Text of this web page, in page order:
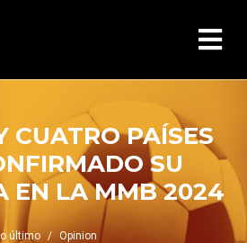
CUATRO PAÍSES
SU
EN LA MMB 2024
último
Opinion